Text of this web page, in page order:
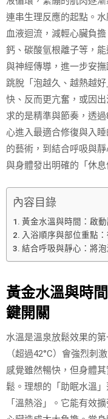
連串生理反應的起點。
血液迴流，減輕心臟負
鈣、碳酸氫根離子等，
與神經傳導，進一步安
跳脫「泡越久、越熱越
快、反而更亢奮，或因
求的是精準與節奏，透
心進入最適合修復與入
的藝術，到結合呼吸與
與身體發出明確的「休息
內容目錄
黃金水溫與時間：啟
入浴順序與部位重點
結合呼吸與靜心：將
黃金水溫與時
鍵開關
水溫是溫泉放鬆效果的
（超過42°C）會強烈刺
感覺雖然暢快，但身體
鬆。理想的「助眠水溫
「溫熱浴」。它能有效